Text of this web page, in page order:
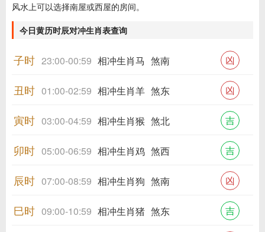
风水上可以选择南屋或西屋的房间。
今日黄历时辰对冲生肖表查询
子时 23:00-00:59 相冲生肖马 煞南 凶
丑时 01:00-02:59 相冲生肖羊 煞东 凶
寅时 03:00-04:59 相冲生肖猴 煞北 吉
卯时 05:00-06:59 相冲生肖鸡 煞西 吉
辰时 07:00-08:59 相冲生肖狗 煞南 凶
巳时 09:00-10:59 相冲生肖猪 煞东 吉